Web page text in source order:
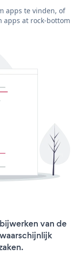
apps te vinden, of
apps at rock-bottom
van de